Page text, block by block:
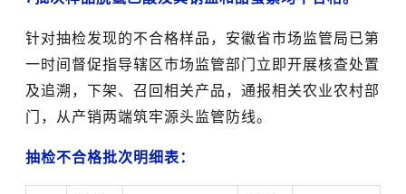
针对抽检发现的不合格样品， 安徽省市场监管局已第
一时间督促指导辖区市场监管部门 立即开展核查处置
及追溯，下架、召回相关产品，通报相关农业农村部
门，从产销两端筑牢源头监管防线。
抽检不合格批次明细表：